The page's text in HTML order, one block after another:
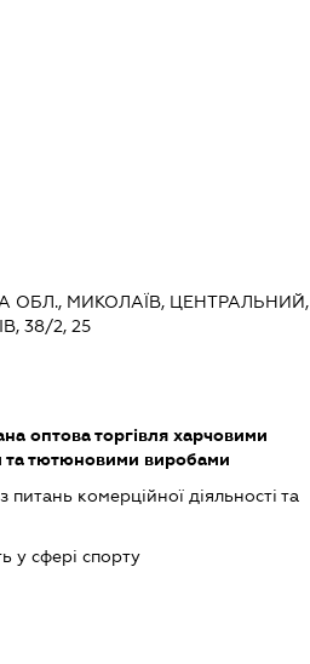
ОБЛ., МИКОЛАЇВ, ЦЕНТРАЛЬНИЙ,
38/2, 25
оптова торгівля харчовими
та тютюновими виробами
питань комерційної діяльності та
у сфері спорту